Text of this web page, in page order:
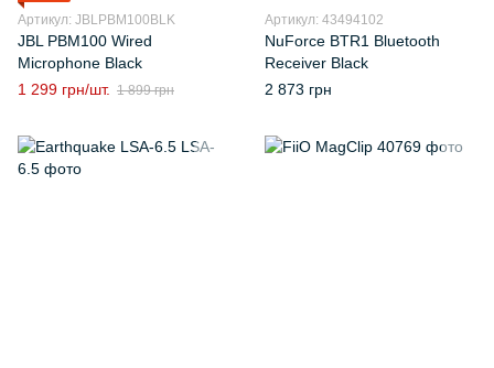
Артикул: JBLPBM100BLK
JBL PBM100 Wired
Microphone Black
1 299 грн/шт. 1 899 грн
Артикул: 43494102
NuForce BTR1 Bluetooth
Receiver Black
2 873 грн